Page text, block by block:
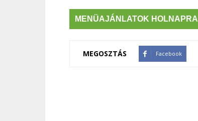
MENÜAJÁNLATOK HOLNAPRA
MEGOSZTÁS Facebook